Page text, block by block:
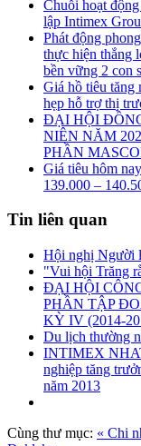
Chuỗi hoạt
lập Intimex
Phát động
thực hiện thắng
bền vững 2 con
Giá hồ tiêu tăng
hẹp hỗ trợ thị
ĐẠI HỘI
NIÊN NĂM
PHẦN
Giá tiêu hôm
139.000 –
Tin liên quan
Hội nghị Người
"Vui hội Trăng
ĐẠI HỘI
PHẦN TẬP
KỲ IV (2014-
Du lịch thường
INTIMEX
nghiệp tăng
năm 2013
Cùng thư mục: « Chi